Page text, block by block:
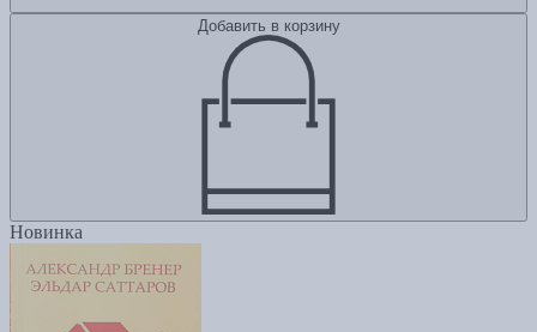
Добавить в корзину
Новинка